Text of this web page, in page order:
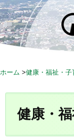
S
k
i
p
ホーム >健康・福祉・子
健康・